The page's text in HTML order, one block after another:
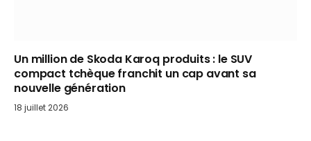
Un million de Skoda Karoq produits : le SUV
compact tchèque franchit un cap avant sa
nouvelle génération
18 juillet 2026